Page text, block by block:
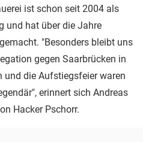
ist schon seit 2004 als
und hat über die Jahre
"Besonders bleibt uns
gegen Saarbrücken in
und die Aufstiegsfeier waren
erinnert sich Andreas
Hacker Pschorr.